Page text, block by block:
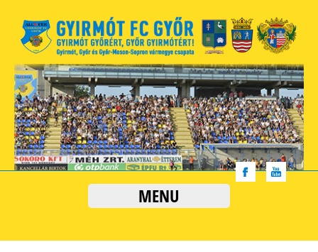
MENU